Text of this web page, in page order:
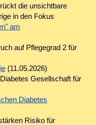
die unsichtbare
in den Fokus
am
auf Pflegegrad 2 für
(11.05.2026)
Gesellschaft für
Diabetes
Risiko für